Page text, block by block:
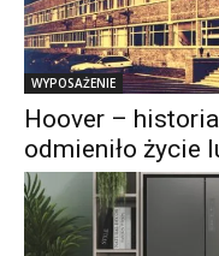
WYPOSAŻENIE
Hoover –
odmieniło życie